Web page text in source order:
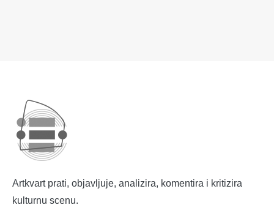
Artkvart prati, objavljuje, analizira, komentira i kritizira
kulturnu scenu.